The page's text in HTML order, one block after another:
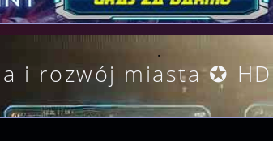
.
i rozwój miasta ✪ HD